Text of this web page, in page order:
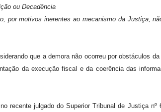
ou Decadência
por motivos inerentes ao mecanismo da Justiça,
que a demora não ocorreu por obstáculos
da execução fiscal e da coerência das
recente julgado do Superior Tribunal de Justiça